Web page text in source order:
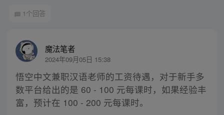
1个回答
魔法笔者
2024年09月05日 15:38
悟空中文兼职汉语老师的工资待遇，对于新手多
数平台给出的是 60 - 100 元每课时，如果经验丰
富，预计在 100 - 200 元每课时。